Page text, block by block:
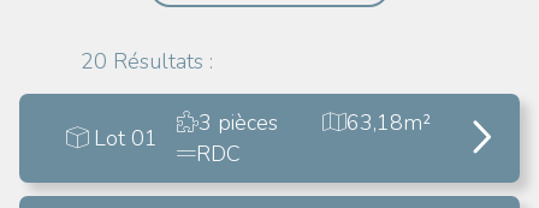
20 Résultats :
Lot 01
3 pièces
63,18m²
RDC